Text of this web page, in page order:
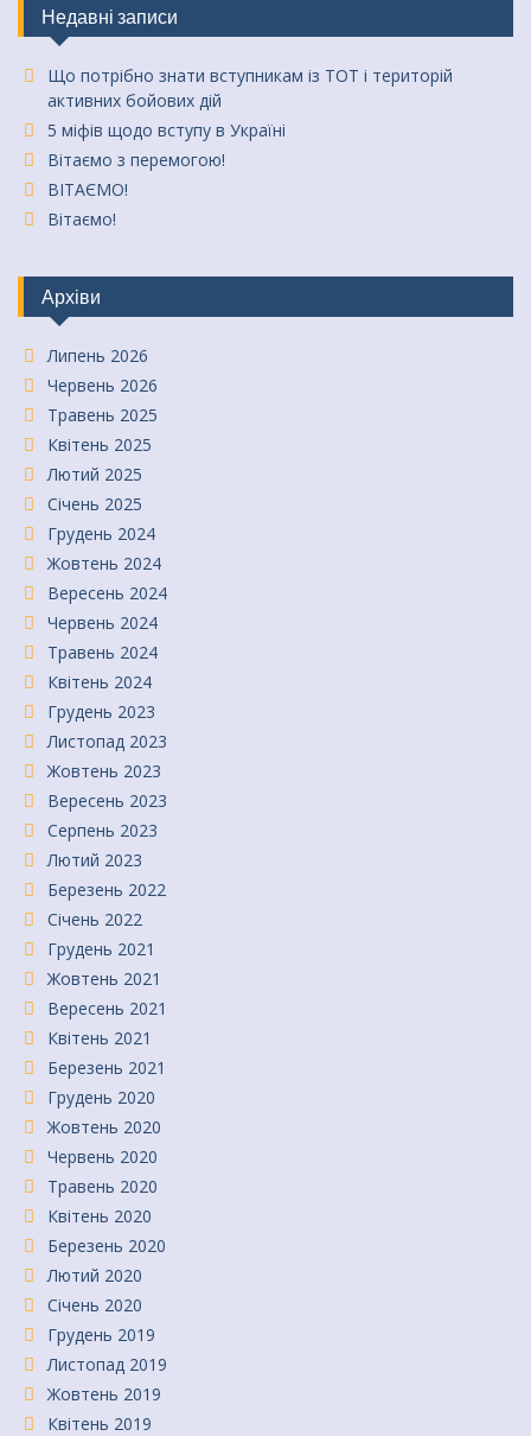
Недавні записи
Що потрібно знати вступникам із ТОТ і територій
активних бойових дій
5 міфів щодо вступу в Україні
Вітаємо з перемогою!
ВІТАЄМО!
Вітаємо!
Архіви
Липень 2026
Червень 2026
Травень 2025
Квітень 2025
Лютий 2025
Січень 2025
Грудень 2024
Жовтень 2024
Вересень 2024
Червень 2024
Травень 2024
Квітень 2024
Грудень 2023
Листопад 2023
Жовтень 2023
Вересень 2023
Серпень 2023
Лютий 2023
Березень 2022
Січень 2022
Грудень 2021
Жовтень 2021
Вересень 2021
Квітень 2021
Березень 2021
Грудень 2020
Жовтень 2020
Червень 2020
Травень 2020
Квітень 2020
Березень 2020
Лютий 2020
Січень 2020
Грудень 2019
Листопад 2019
Жовтень 2019
Квітень 2019